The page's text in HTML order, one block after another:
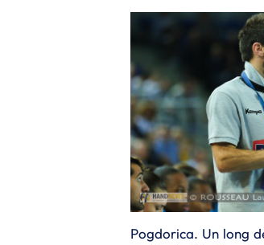
Pogdorica. Un long